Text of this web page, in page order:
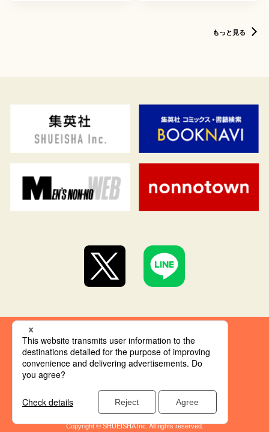
もっと見る
集英社 オレンジ文庫とは
創刊にあたって
推奨環境
集英社の個人情報取り扱い
Copyright © SHUEISHA Inc. All rights reserved.